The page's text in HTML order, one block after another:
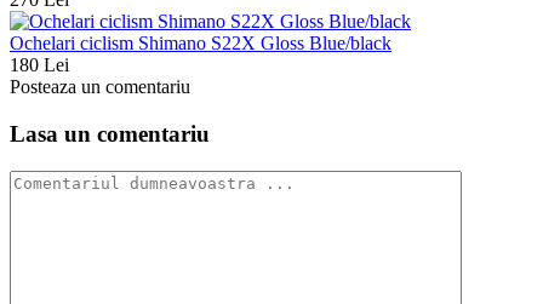
Ochelari ciclism Shimano S22X Gloss Blue/black
180 Lei
Posteaza un comentariu
Lasa un comentariu